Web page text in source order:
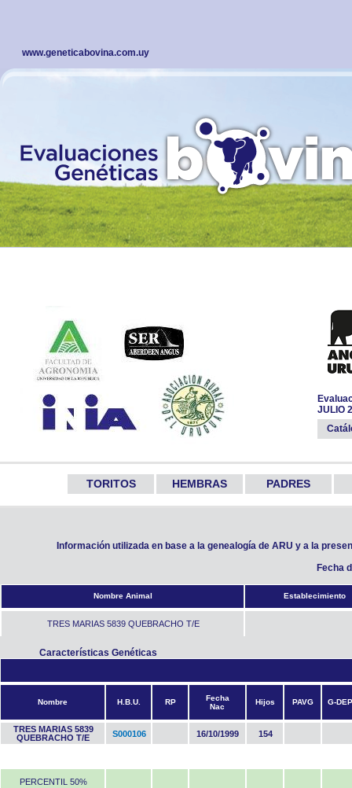
www.geneticabovina.com.uy
JULIO
TORITOS HEMBRAS PADRES
Información utilizada en base a la genealogía de ARU y a la
Fecha
Nombre Animal Establecimiento
TRES MARIAS 5839 QUEBRACHO T/E
Características Genéticas
Nombre H.B.U. RP
Fecha
Nac
Hijos PAVG G-DEP
TRES MARIAS 5839
QUEBRACHO T/E
S000106 16/10/1999 154
PERCENTIL 50%